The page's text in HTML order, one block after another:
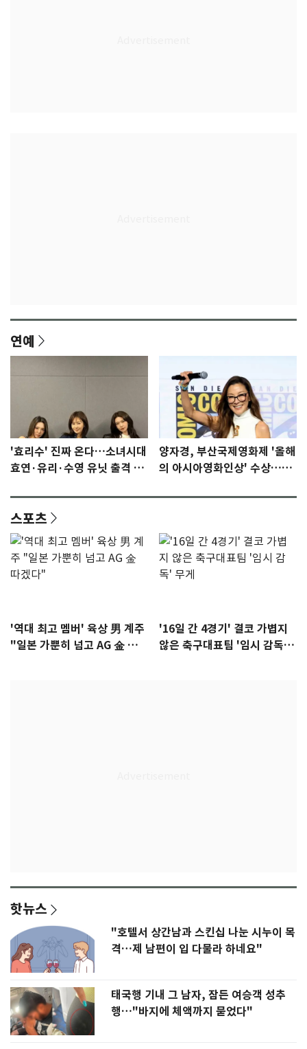
연예
'효리수' 진짜 온다…소녀시대
효연·유리·수영 유닛 출격 [N
양자경, 부산국제영화제 '올해
의 아시아영화인상' 수상…15
스포츠
'역대 최고 멤버' 육상 男 계주
"일본 가뿐히 넘고 AG 金 따겠
'16일 간 4경기' 결코 가볍지
않은 축구대표팀 '임시 감독'
핫뉴스
"호텔서 상간남과 스킨십 나눈 시누이 목
격…제 남편이 입 다물라 하네요"
태국행 기내 그 남자, 잠든 여승객 성추
행…"바지에 체액까지 묻었다"